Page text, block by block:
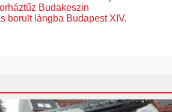
Budakeszin
borult lángba Budapest XIV.